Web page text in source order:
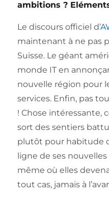
ambitions ?
Le discours officiel d’
maintenant à ne pas
Suisse. Le géant
monde IT en
nouvelle région pour
services. Enfin, pas
! Chose
sort des sentiers
plutôt pour habitude
ligne de ses
même où elles
tout cas, jamais à